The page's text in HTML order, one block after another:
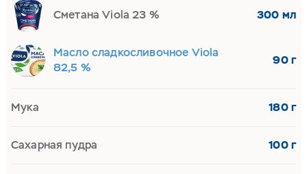
Сметана Viola 23 % 300 мл
Масло сладкосливочное Viola
82,5 %
90 г
Мука 180 г
Сахарная пудра 100 г